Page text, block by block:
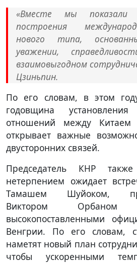
«Вместе мы показали
построения
нового типа,
уважении,
взаимовыгодном
Цзиньпин.
По его словам, в этом
годовщина установления
отношений между
открывает важные
двусторонних связей.
Председатель КНР
нетерпением ожидает
Тамашем Шуйоком,
Виктором
высокопоставленными
Венгрии. По его словам,
наметят новый план
чтобы ускоренными